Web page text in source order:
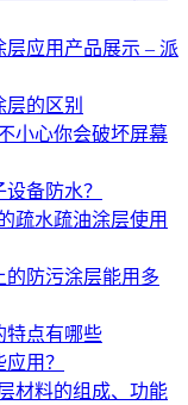
应用产品展示 – 派
的区别
小心你会破坏屏幕
备防水？
疏水疏油涂层使用
防污涂层能用多
特点有哪些
用？
材料的组成、功能